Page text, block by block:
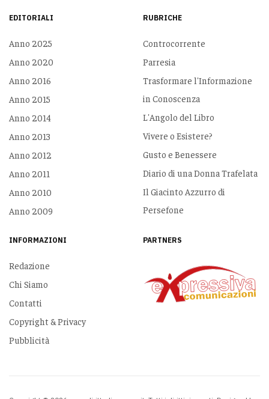
EDITORIALI
Anno 2025
Anno 2020
Anno 2016
Anno 2015
Anno 2014
Anno 2013
Anno 2012
Anno 2011
Anno 2010
Anno 2009
RUBRICHE
Controcorrente
Parresia
Trasformare l'Informazione
in Conoscenza
L'Angolo del Libro
Vivere o Esistere?
Gusto e Benessere
Diario di una Donna Trafelata
Il Giacinto Azzurro di
Persefone
INFORMAZIONI
Redazione
Chi Siamo
Contatti
Copyright & Privacy
Pubblicità
PARTNERS